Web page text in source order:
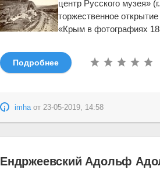
центр Русского музея»
торжественное
«Крым в фотографиях
Подробнее
imha от 23-05-2019, 14:58
Ендржеевский Адольф